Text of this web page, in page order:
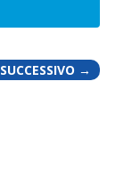
SUCCESSIVO →